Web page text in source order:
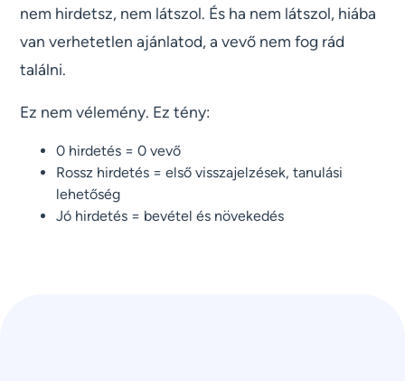
nem hirdetsz, nem látszol. És ha nem látszol, hiába
van verhetetlen ajánlatod, a vevő nem fog rád
találni.
Ez nem vélemény. Ez tény:
0 hirdetés = 0 vevő
Rossz hirdetés = első visszajelzések, tanulási
lehetőség
Jó hirdetés = bevétel és növekedés